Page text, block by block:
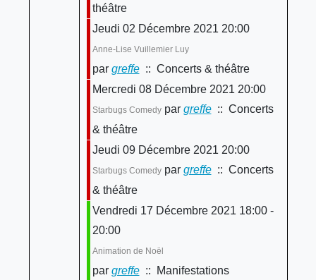
théâtre
Jeudi 02 Décembre 2021 20:00
Anne-Lise Vuillemier Luy
par greffe:: Concerts & théâtre
Mercredi 08 Décembre 2021 20:00
Starbugs Comedypar greffe:: Concerts
& théâtre
Jeudi 09 Décembre 2021 20:00
Starbugs Comedypar greffe:: Concerts
& théâtre
Vendredi 17 Décembre 2021 18:00 -
20:00
Animation de Noël
par greffe:: Manifestations